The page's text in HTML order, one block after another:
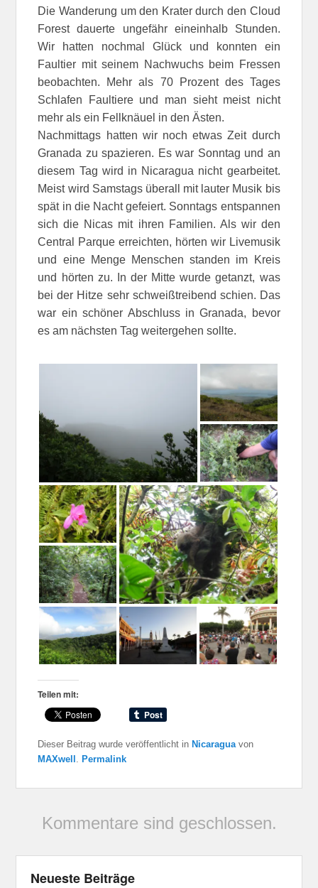
Die Wanderung um den Krater durch den Cloud
Forest dauerte ungefähr eineinhalb Stunden.
Wir hatten nochmal Glück und konnten ein
Faultier mit seinem Nachwuchs beim Fressen
beobachten. Mehr als 70 Prozent des Tages
Schlafen Faultiere und man sieht meist nicht
mehr als ein Fellknäuel in den Ästen.
Nachmittags hatten wir noch etwas Zeit durch
Granada zu spazieren. Es war Sonntag und an
diesem Tag wird in Nicaragua nicht gearbeitet.
Meist wird Samstags überall mit lauter Musik bis
spät in die Nacht gefeiert. Sonntags entspannen
sich die Nicas mit ihren Familien. Als wir den
Central Parque erreichten, hörten wir Livemusik
und eine Menge Menschen standen im Kreis
und hörten zu. In der Mitte wurde getanzt, was
bei der Hitze sehr schweißtreibend schien. Das
war ein schöner Abschluss in Granada, bevor
es am nächsten Tag weitergehen sollte.
Teilen mit:
Dieser Beitrag wurde veröffentlicht in Nicaragua von
MAXwell
Permalink
Kommentare sind geschlossen.
Neueste Beiträge